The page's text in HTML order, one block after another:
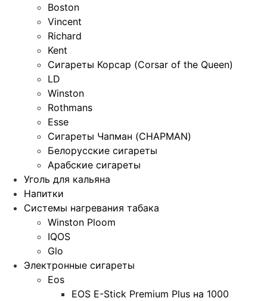
Boston
Vincent
Richard
Kent
Сигареты Корсар (Corsar of the Queen)
LD
Winston
Rothmans
Esse
Сигареты Чапман (CHAPMAN)
Белорусские сигареты
Арабские сигареты
Уголь для кальяна
Напитки
Системы нагревания табака
Winston Ploom
IQOS
Glo
Электронные сигареты
Eos
EOS E-Stick Premium Plus на 1000